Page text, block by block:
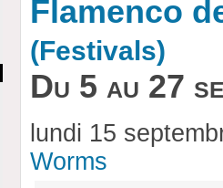
Flamenco
(Festivals)
Du 5 au 27
lundi 15
Worms